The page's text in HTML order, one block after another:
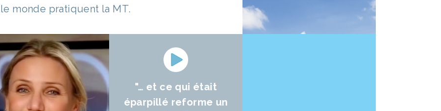
le monde pratiquent la MT.
"… et ce qui était
éparpillé reforme un